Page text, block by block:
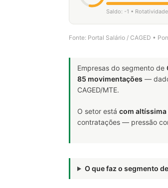
Saldo: -1 •
Fonte: Portal Salário / CAGED •
Empresas do segmento de
85 movimentações —
CAGED/MTE.
O setor está com altíssima
contratações — pressão
O que faz o segmento